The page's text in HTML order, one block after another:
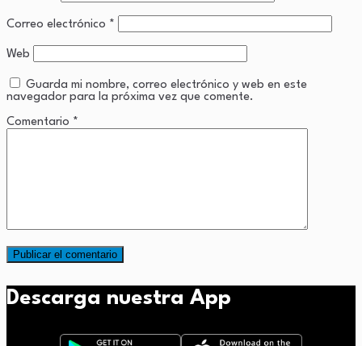
Correo electrónico *
Web
Guarda mi nombre, correo electrónico y web en este
navegador para la próxima vez que comente.
Comentario *
Descarga nuestra App